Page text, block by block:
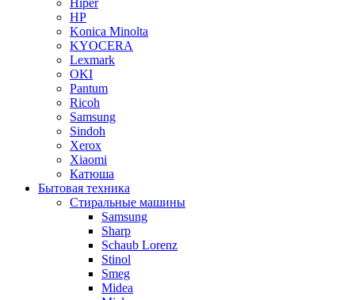
Hiper
HP
Konica Minolta
KYOCERA
Lexmark
OKI
Pantum
Ricoh
Samsung
Sindoh
Xerox
Xiaomi
Катюша
Бытовая техника
Стиральные машины
Samsung
Sharp
Schaub Lorenz
Stinol
Smeg
Midea